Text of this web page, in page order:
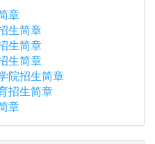
章
生简章
生简章
生简章
院招生简章
招生简章
章